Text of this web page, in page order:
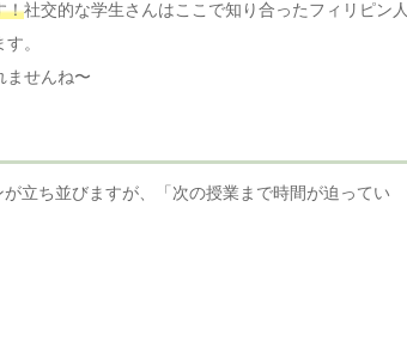
！社交的な学生さんはここで知り合ったフィリピン人
。
ませんね〜
立ち並びますが、「次の授業まで時間が迫ってい